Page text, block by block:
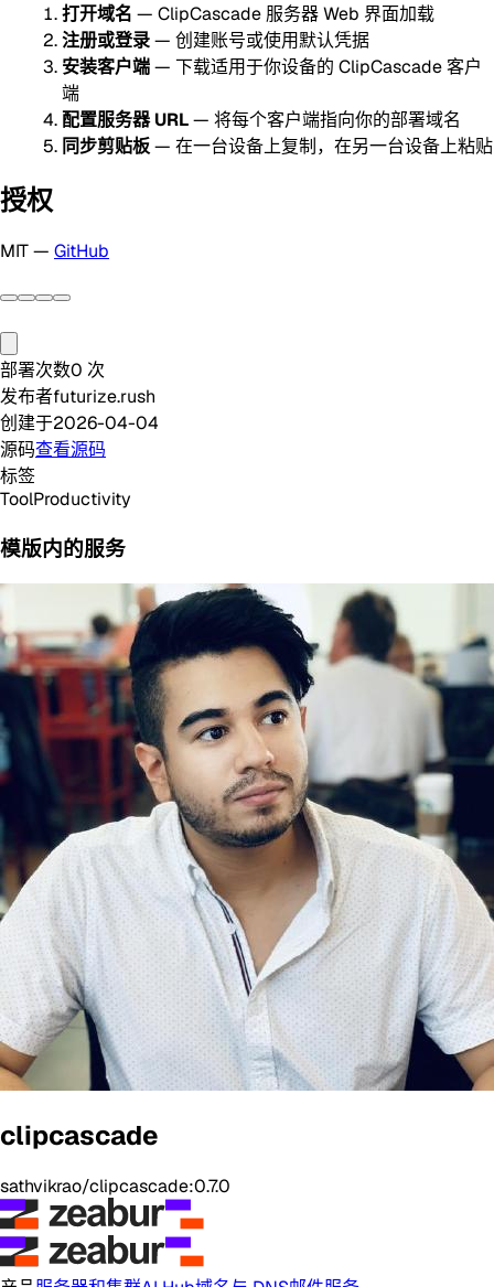
打开域名 — ClipCascade 服务器 Web 界面加载
注册或登录— 创建账号或使用默认凭据
安装客户端— 下载适用于你设备的 ClipCascade 客户
端
配置服务器 URL— 将每个客户端指向你的部署域名
同步剪贴板— 在一台设备上复制，在另一台设备上粘贴
授权
MIT — GitHub
部署次数0 次
发布者futurize.rush
创建于2026-04-04
源码查看源码
标签
ToolProductivity
模版内的服务
clipcascade
sathvikrao/clipcascade:0.7.0